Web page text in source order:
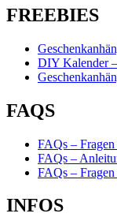
FREEBIES
DIY Kalender
FAQS
FAQs –
FAQs –
FAQs –
INFOS